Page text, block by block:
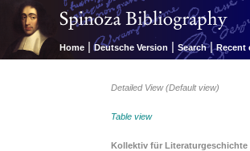
Home | Deutsche Version | Search | Recent
Detailed View (Default view)
Table view
Kollektiv für Literaturgeschichte